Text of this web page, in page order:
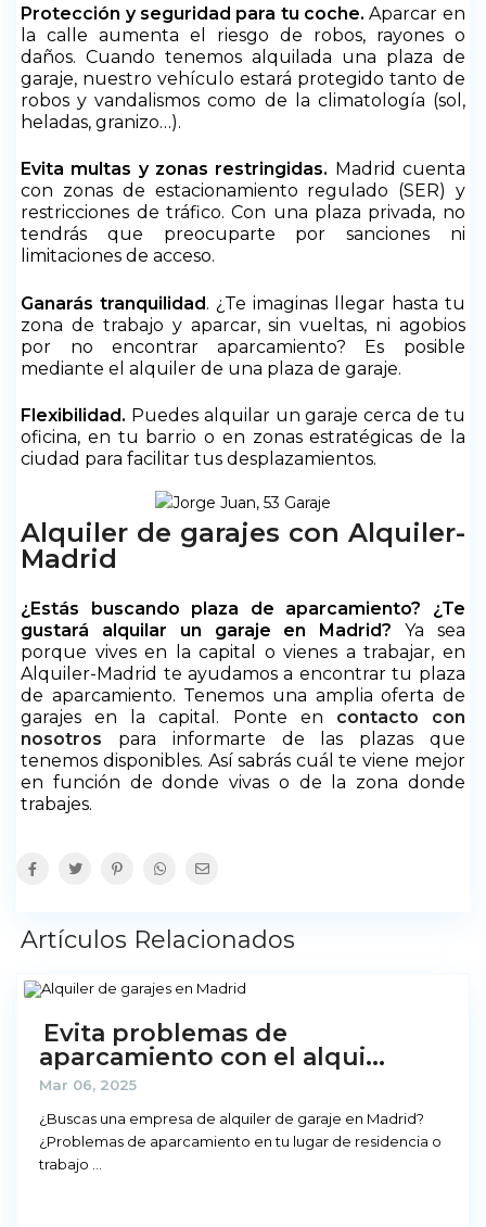
Protección y seguridad para tu coche.Aparcar en
la calle aumenta el riesgo de robos, rayones o
daños. Cuando tenemos alquilada una plaza de
garaje, nuestro vehículo estará protegido tanto de
robos y vandalismos como de la climatología (sol,
heladas, granizo…).
Evita multas y zonas restringidas. Madrid cuenta
con zonas de estacionamiento regulado (SER) y
restricciones de tráfico. Con una plaza privada, no
tendrás que preocuparte por sanciones ni
limitaciones de acceso.
Ganarás tranquilidad. ¿Te imaginas llegar hasta tu
zona de trabajo y aparcar, sin vueltas, ni agobios
por no encontrar aparcamiento? Es posible
mediante el alquiler de una plaza de garaje.
Flexibilidad. Puedes alquilar un garaje cerca de tu
oficina, en tu barrio o en zonas estratégicas de la
ciudad para facilitar tus desplazamientos.
Alquiler de garajes con Alquiler-
Madrid
¿Estás buscando plaza de aparcamiento? ¿Te
gustará alquilar un garaje en Madrid?Ya sea
porque vives en la capital o vienes a trabajar, en
Alquiler-Madrid te ayudamos a encontrar tu plaza
de aparcamiento. Tenemos una amplia oferta de
garajes en la capital. Ponte en contacto con
nosotros para informarte de las plazas que
tenemos disponibles. Así sabrás cuál te viene mejor
en función de donde vivas o de la zona donde
trabajes.
Artículos Relacionados
Evita problemas de
aparcamiento con el alqui...
Mar 06, 2025
¿Buscas una empresa de alquiler de garaje en Madrid?
¿Problemas de aparcamiento en tu lugar de residencia o
trabajo ...